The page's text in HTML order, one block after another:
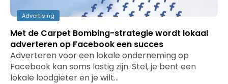
Advertising
Met de Carpet Bombing-strategie wordt lokaal
adverteren op Facebook een succes
Adverteren voor een lokale onderneming op
Facebook kan soms lastig zijn. Stel, je bent een
lokale loodgieter en je wilt…